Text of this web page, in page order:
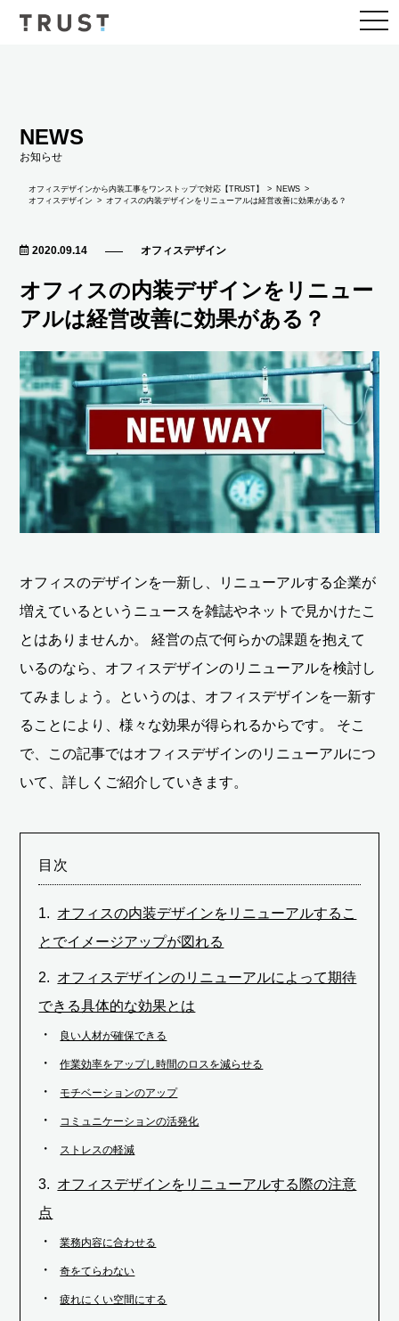
NEWS
お知らせ
オフィスデザインから内装工事をワンストップで対応【TRUST】
NEWS
オフィスデザイン
オフィスの内装デザインをリニューアルは経営改善に効果がある？
2020.09.14 オフィスデザイン
オフィスの内装デザインをリニュー
アルは経営改善に効果がある？
オフィスのデザインを一新し、リニューアルする企業が
増えているというニュースを雑誌やネットで見かけたこ
とはありませんか。 経営の点で何らかの課題を抱えて
いるのなら、オフィスデザインのリニューアルを検討し
てみましょう。というのは、オフィスデザインを一新す
ることにより、様々な効果が得られるからです。 そこ
で、この記事ではオフィスデザインのリニューアルにつ
いて、詳しくご紹介していきます。
目次
オフィスの内装デザインをリニューアルするこ
とでイメージアップが図れる
オフィスデザインのリニューアルによって期待
できる具体的な効果とは
良い人材が確保できる
作業効率をアップし時間のロスを減らせる
モチベーションのアップ
コミュニケーションの活発化
ストレスの軽減
オフィスデザインをリニューアルする際の注意
点
業務内容に合わせる
奇をてらわない
疲れにくい空間にする